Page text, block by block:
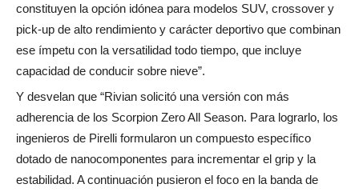
constituyen la opción idónea para modelos SUV, crossover y
pick-up de alto rendimiento y carácter deportivo que combinan
ese ímpetu con la versatilidad todo tiempo, que incluye
capacidad de conducir sobre nieve”.
Y desvelan que “Rivian solicitó una versión con más
adherencia de los Scorpion Zero All Season. Para lograrlo, los
ingenieros de Pirelli formularon un compuesto específico
dotado de nanocomponentes para incrementar el grip y la
estabilidad. A continuación pusieron el foco en la banda de